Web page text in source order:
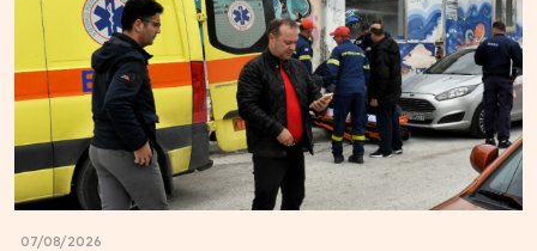
07/08/2026